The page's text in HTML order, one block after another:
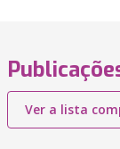
Ver a lista